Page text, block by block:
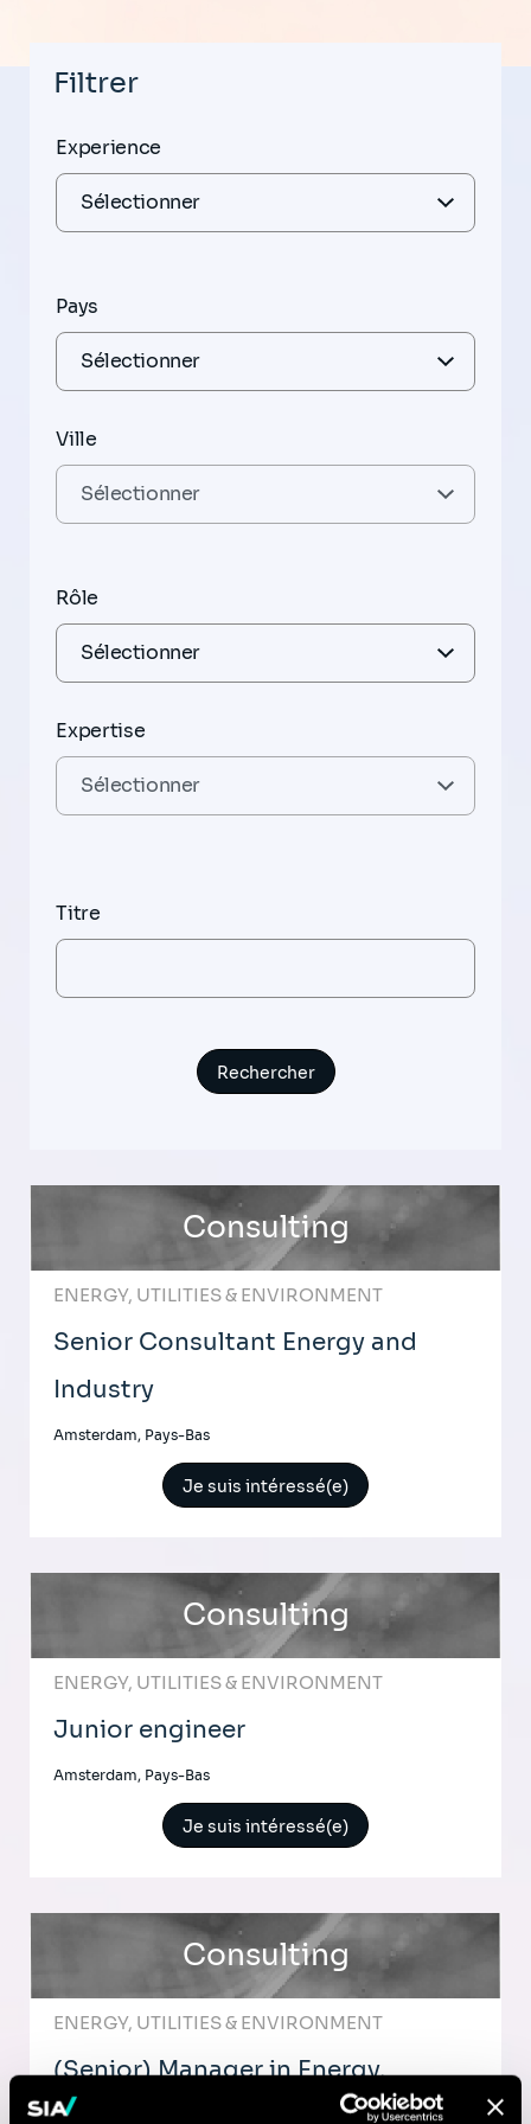
Filtrer
Experience
Pays
Ville
Rôle
Expertise
Titre
Consulting
ENERGY, UTILITIES & ENVIRONMENT
Senior Consultant Energy and
Industry
Amsterdam, Pays-Bas
Je suis intéressé(e)
Consulting
ENERGY, UTILITIES & ENVIRONMENT
Junior engineer
Amsterdam, Pays-Bas
Je suis intéressé(e)
Consulting
ENERGY, UTILITIES & ENVIRONMENT
(Senior) Manager in Energy,
Resources & Utilities